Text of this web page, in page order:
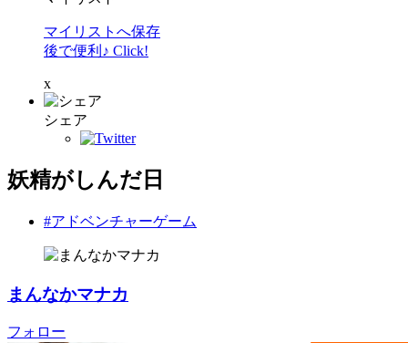
マイリストへ保存
後で便利♪ Click!
x
シェア
妖精がしんだ日
#アドベンチャーゲーム
まんなかマナカ
フォロー